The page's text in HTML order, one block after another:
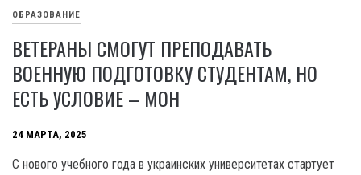
ОБРАЗОВАНИЕ
ВЕТЕРАНЫ СМОГУТ ПРЕПОДАВАТЬ
ВОЕННУЮ ПОДГОТОВКУ СТУДЕНТАМ, НО
ЕСТЬ УСЛОВИЕ – МОН
24 МАРТА, 2025
С нового учебного года в украинских университетах стартует